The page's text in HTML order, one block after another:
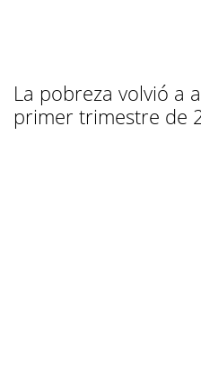
La pobreza volvió a
primer trimestre de